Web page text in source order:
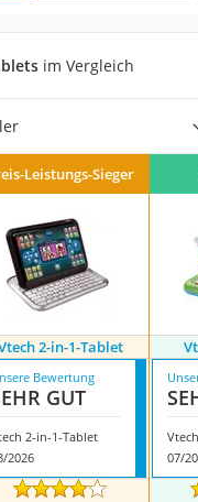
Typ 2 Schuko
im Vergleich
Leistungs-Sieger
2-in-1-Tablet
Bewertung
GUT
2-in-1-Tablet
2026
07/